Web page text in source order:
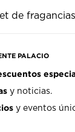
de fragancias
PALACIO
y noticias.
y eventos